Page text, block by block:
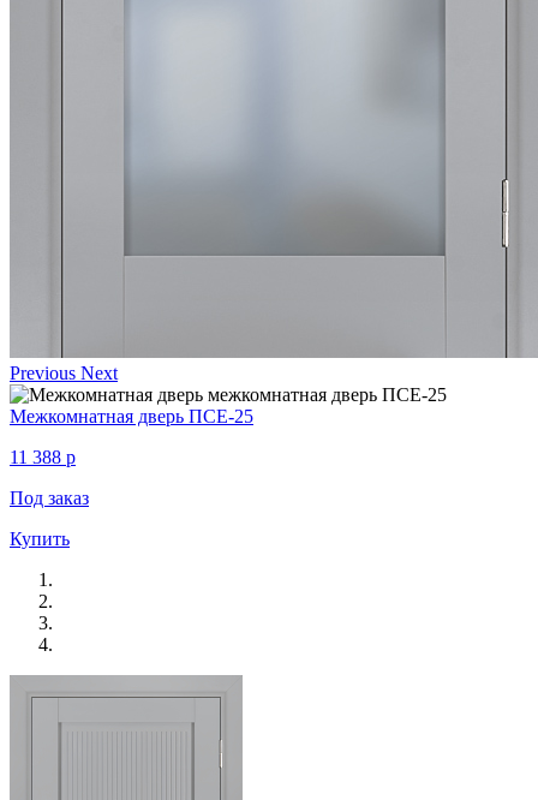
Previous Next
Межкомнатная дверь ПСЕ-25
11 388 p
Под заказ
Купить